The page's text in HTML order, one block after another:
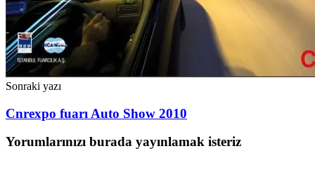
Sonraki yazı
Cnrexpo fuarı Auto Show 2010
Yorumlarınızı burada yayınlamak isteriz